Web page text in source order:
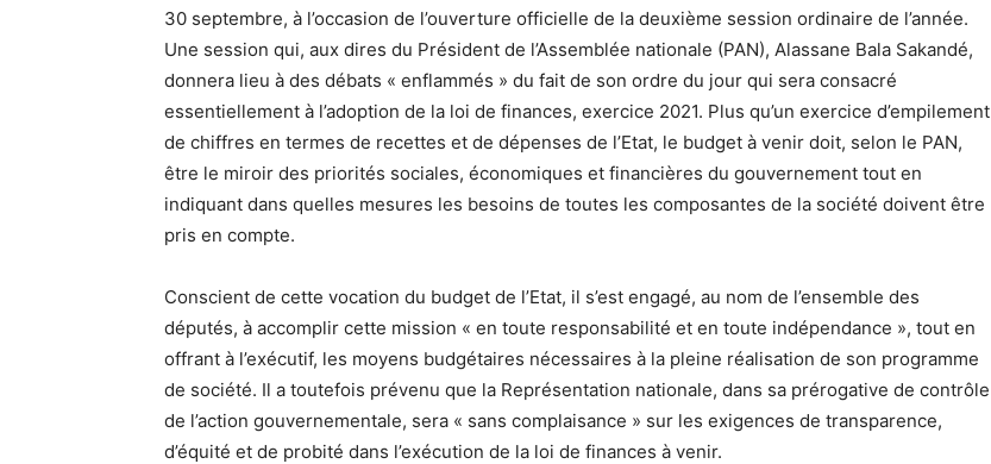
30 septembre, à l’occasion de l’ouverture officielle de la deuxième session ordinaire de l’année.
Une session qui, aux dires du Président de l’Assemblée nationale (PAN), Alassane Bala Sakandé,
donnera lieu à des débats « enflammés » du fait de son ordre du jour qui sera consacré
essentiellement à l’adoption de la loi de finances, exercice 2021. Plus qu’un exercice d’empilement
de chiffres en termes de recettes et de dépenses de l’Etat, le budget à venir doit, selon le PAN,
être le miroir des priorités sociales, économiques et financières du gouvernement tout en
indiquant dans quelles mesures les besoins de toutes les composantes de la société doivent être
pris en compte.
Conscient de cette vocation du budget de l’Etat, il s’est engagé, au nom de l’ensemble des
députés, à accomplir cette mission « en toute responsabilité et en toute indépendance », tout en
offrant à l’exécutif, les moyens budgétaires nécessaires à la pleine réalisation de son programme
de société. Il a toutefois prévenu que la Représentation nationale, dans sa prérogative de contrôle
de l’action gouvernementale, sera « sans complaisance » sur les exigences de transparence,
d’équité et de probité dans l’exécution de la loi de finances à venir.